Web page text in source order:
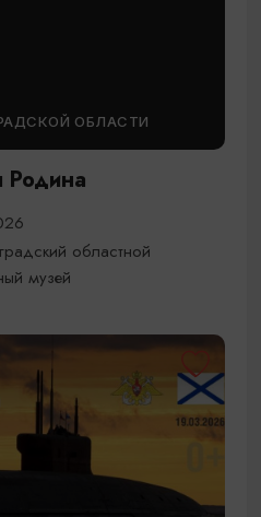
ОБЛАСТИ
Родина
областной
музей